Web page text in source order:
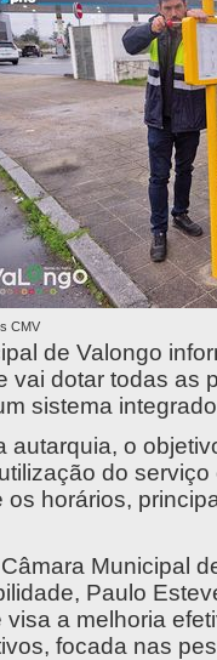
CMV
de Valongo
vai dotar todas as
sistema
autarquia, o
do
os horários,
Municipal
Paulo
visa a melhoria
focada nas